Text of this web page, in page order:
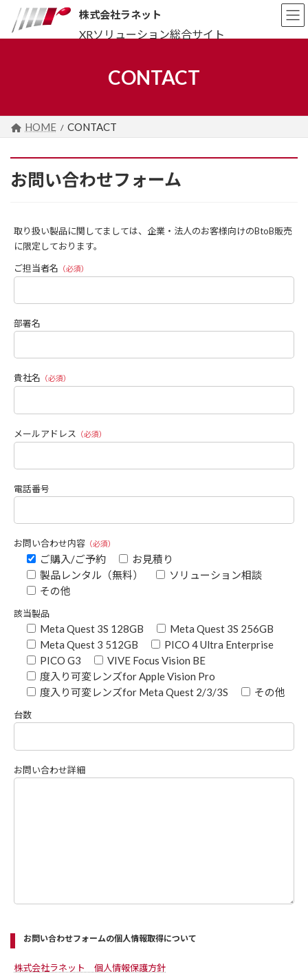
株式会社ラネット
CONTACT
HOME CONTACT
お問い合わせフォーム
取り扱い製品に関してましては、企業・法人のお客様向けのBtoB販売
に限定しております。
ご担当者名 （必須）
部署名
貴社名 （必須）
メールアドレス （必須）
電話番号
お問い合わせ内容 （必須）
ご購入/ご予約
お見積り
製品レンタル（無料）
ソリューション相談
その他
該当製品
Meta Quest 3S 128GB
Meta Quest 3S 256GB
Meta Quest 3 512GB
PICO 4 Ultra Enterprise
PICO G3
VIVE Focus Vision BE
度入り可変レンズfor Apple Vision Pro
度入り可変レンズfor Meta Quest 2/3/3S
その他
台数
お問い合わせ詳細
お問い合わせフォームの個人情報取得について
株式会社ラネット 個人情報保護方針